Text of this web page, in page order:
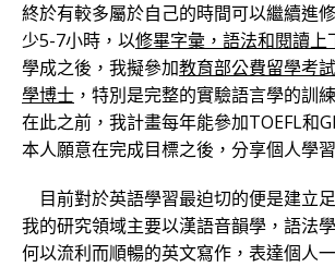
終於有較多屬於自己的時間可以繼續進
少5-7小時，以修畢字彙，語法和閱讀上
學成之後，我擬參加教育部公費留學考
學博士 ，特別是完整的實驗語言學的訓
在此之前，我計畫每年能參加TOEFL和
本人願意在完成目標之後，分享個人學
目前對於英語學習最迫切的便是建立
我的研究領域主要以漢語音韻學，語法
何以流利而順暢的英文寫作，表達個人